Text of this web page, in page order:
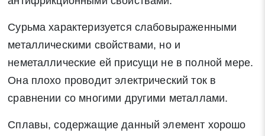
Сурьма характеризуется слабовыраженными
металлическими свойствами, но и
неметаллические ей присущи не в полной мере.
Она плохо проводит электрический ток в
сравнении со многими другими металлами.
Сплавы, содержащие данный элемент хорошо